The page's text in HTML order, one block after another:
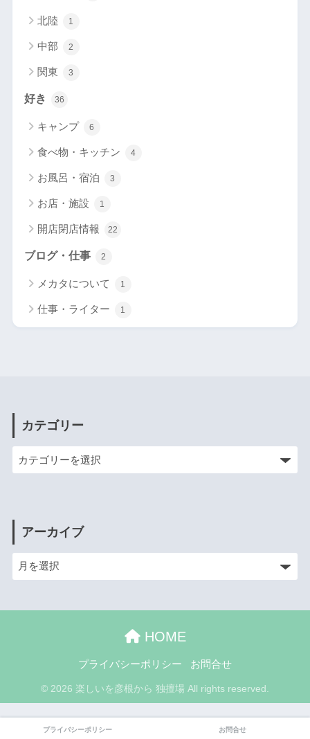
北陸 1
中部 2
関東 3
好き 36
キャンプ 6
食べ物・キッチン 4
お風呂・宿泊 3
お店・施設 1
開店閉店情報 22
ブログ・仕事 2
メカタについて 1
仕事・ライター 1
カテゴリー
アーカイブ
HOME
プライバシーポリシー お問合せ
© 2026 楽しいを彦根から 独擅場 All rights reserved.
プライバシーポリシー お問合せ